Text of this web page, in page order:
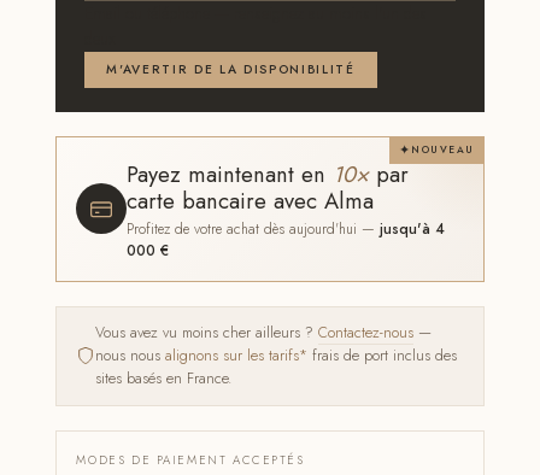
M'AVERTIR DE LA DISPONIBILITÉ
NOUVEAU
Payez maintenant en 10×par
carte bancaire avec Alma
Profitez de votre achat dès aujourd'hui —jusqu'à 4
000 €
Vous avez vu moins cher ailleurs ?Contactez-nous —
nous nousalignons sur les tarifs* frais de port inclus des
sites basés en France.
MODES DE PAIEMENT ACCEPTÉS